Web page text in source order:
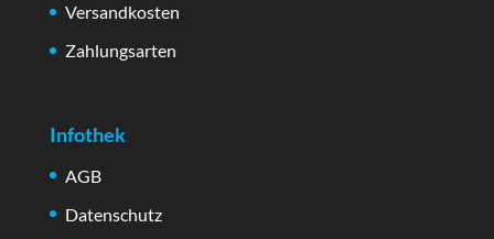
Versandkosten
Zahlungsarten
Infothek
AGB
Datenschutz